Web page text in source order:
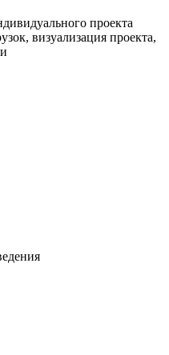
проекта
визуализация проекта,